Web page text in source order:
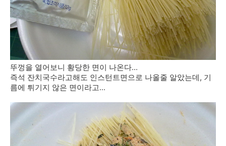
뚜껑을 열어보니 황당한 면이 나온다...
즉석 잔치국수라고해도 인스턴트면으로 나올줄 알았는데, 기
름에 튀기지 않은 면이라고...